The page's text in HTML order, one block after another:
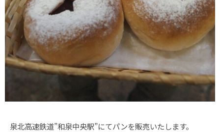
泉北高速鉄道”和泉中央駅”にてパンを販売いたします。